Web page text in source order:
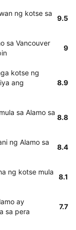
ng kotse sa
9.5
sa Vancouver
9
kotse ng
ang
8.9
sa Alamo sa
8.8
ng Alamo sa
8.4
ng kotse mula
8.1
ay
sa pera
7.7